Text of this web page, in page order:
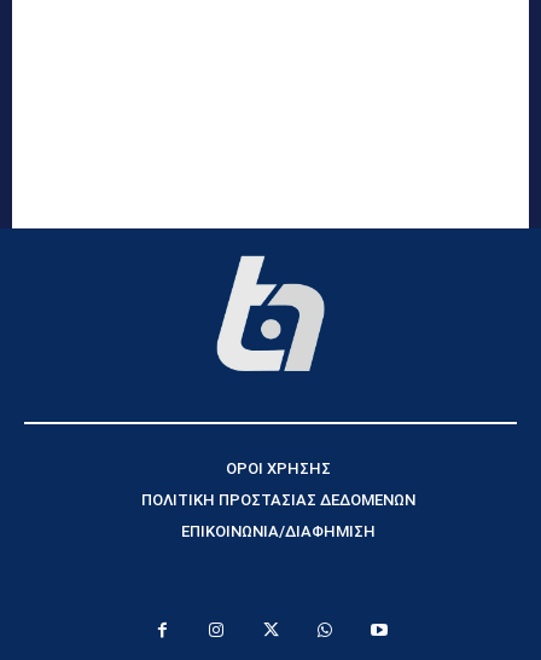
ΟΡΟΙ ΧΡΗΣΗΣ
ΠΟΛΙΤΙΚΗ ΠΡΟΣΤΑΣΙΑΣ ΔΕΔΟΜΕΝΩΝ
ΕΠΙΚΟΙΝΩΝΙΑ/ΔΙΑΦΗΜΙΣΗ